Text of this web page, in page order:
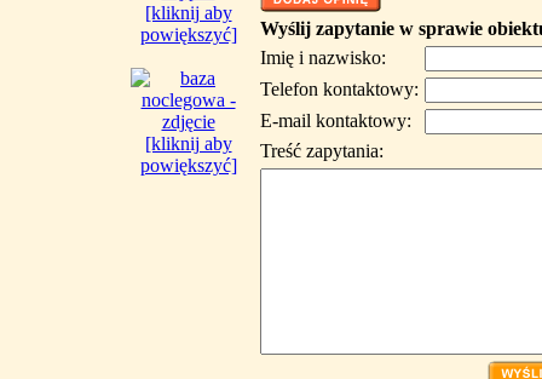
[kliknij aby
powiększyć]
[kliknij aby
powiększyć]
Wyślij zapytanie w sprawie
Imię i nazwisko:
Telefon kontaktowy:
E-mail kontaktowy:
Treść zapytania: